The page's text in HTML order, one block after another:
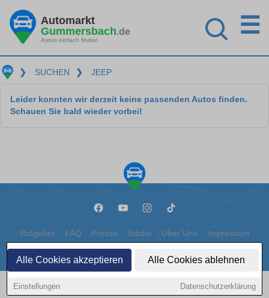
Alle Cookies akzeptieren Alle Cookies ablehnen
Einstellungen Datenschutzerklärung
Automarkt
Gummersbach.de
Autos einfach finden
☰
❯ SUCHEN ❯ JEEP
Leider konnten wir derzeit keine passenden Autos finden.
Schauen Sie bald wieder vorbei!
Ratgeber FAQ Presse Städte Über Uns Impressum
Datenschutz Cookies
Copyright © 2000 - 2026 | 1A Infosysteme GmbH | Content by: 1a-sites-autos